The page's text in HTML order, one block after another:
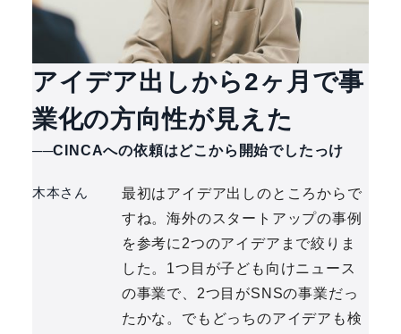
アイデア出しから2ヶ月で事
業化の方向性が見えた
──CINCAへの依頼はどこから開始でしたっけ
木本さん
最初はアイデア出しのところからで
すね。海外のスタートアップの事例
を参考に2つのアイデアまで絞りま
した。1つ目が子ども向けニュース
の事業で、2つ目がSNSの事業だっ
たかな。でもどっちのアイデアも検